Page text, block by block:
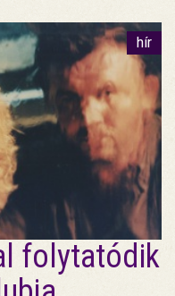
hír
folytatódik